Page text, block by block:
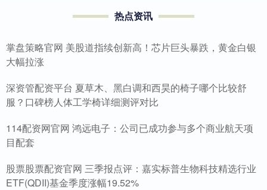
热点资讯
掌盘策略官网 美股道指续创新高！芯片巨头暴跌，黄金白银
大幅拉涨
深资管配资平台 夏草木、黑白调和西昊的椅子哪个比较舒
服？口碑榜人体工学椅详细测评对比
114配资网官网 鸿远电子：公司已成功参与多个商业航天项
目配套
股票股票配资官网 三季报点评：嘉实标普生物科技精选行业
ETF(QDII)基金季度涨幅19.52%